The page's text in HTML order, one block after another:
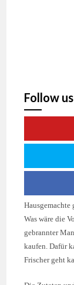
Follow
Hausgemachte
Was wäre die
gebrannter
kaufen. Dafür
Frischer geht